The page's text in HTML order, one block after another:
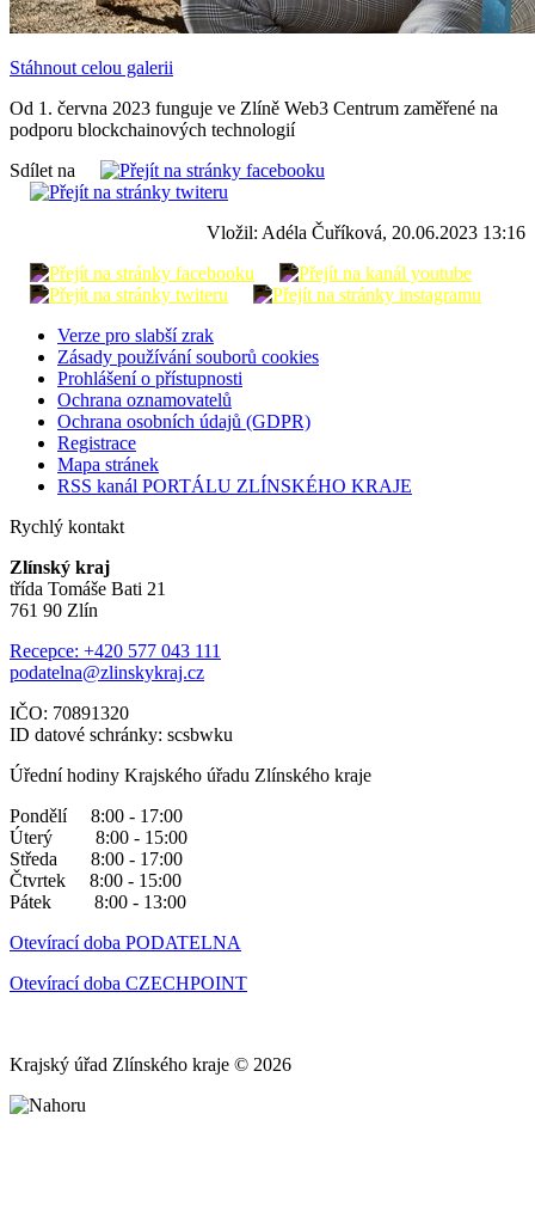
Stáhnout celou galerii
Od 1. června 2023 funguje ve Zlíně Web3 Centrum zaměřené na
podporu blockchainových technologií
Sdílet na
Vložil: Adéla Čuříková, 20.06.2023 13:16
Verze pro slabší zrak
Zásady používání souborů cookies
Prohlášení o přístupnosti
Ochrana oznamovatelů
Ochrana osobních údajů (GDPR)
Registrace
Mapa stránek
RSS kanál PORTÁLU ZLÍNSKÉHO KRAJE
Rychlý kontakt
Zlínský kraj
třída Tomáše Bati 21
761 90 Zlín
Recepce: +420 577 043 111
podatelna@zlinskykraj.cz
IČO: 70891320
ID datové schránky: scsbwku
Úřední hodiny Krajského úřadu Zlínského kraje
Pondělí 8:00 - 17:00
Úterý 8:00 - 15:00
Středa 8:00 - 17:00
Čtvrtek 8:00 - 15:00
Pátek 8:00 - 13:00
Otevírací doba PODATELNA
Otevírací doba CZECHPOINT
Krajský úřad Zlínského kraje © 2026